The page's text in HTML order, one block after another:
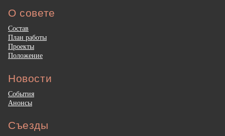
О совете
Состав
План работы
Проекты
Положение
Новости
События
Анонсы
Съезды